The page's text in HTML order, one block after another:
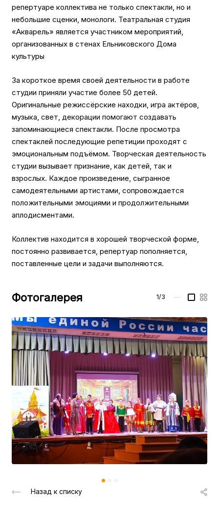
репертуаре коллектива не только спектакли, но и
небольшие сценки, монологи. Театральная студия
«Акварель» является участником мероприятий,
организованных в стенах Ельниковского Дома
культуры
За короткое время своей деятельности в работе
студии приняли участие более 50 детей.
Оригинальные режиссёрские находки, игра актёров,
музыка, свет, декорации помогают создавать
запоминающиеся спектакли. После просмотра
спектаклей последующие репетиции проходят с
эмоциональным подъёмом. Творческая деятельность
студии вызывает признание, как детей, так и
взрослых. Каждое произведение, сыгранное
самодеятельными артистами, сопровождается
положительными эмоциями и продолжительными
аплодисментами.
Коллектив находится в хорошей творческой форме,
постоянно развивается, репертуар пополняется,
поставленные цели и задачи выполняются.
Фотогалерея 1/3 —
Назад к списку